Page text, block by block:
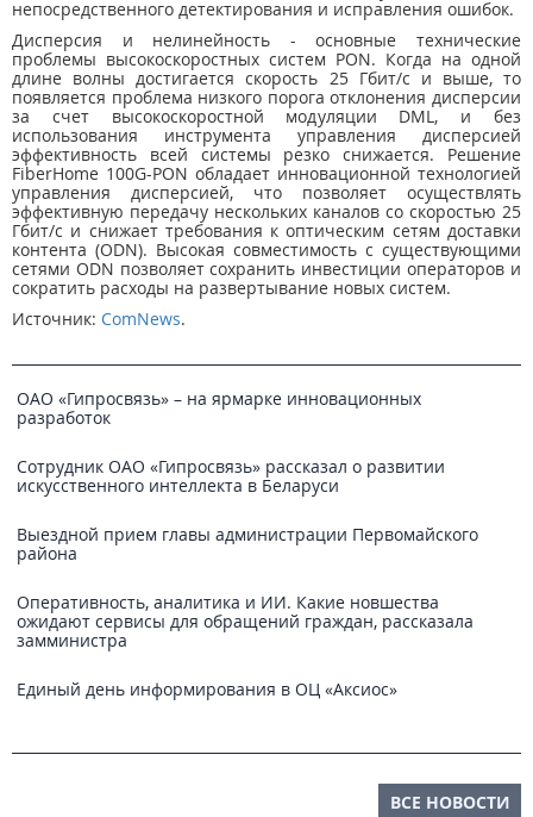
непосредственного детектирования и исправления ошибок.
Дисперсия и нелинейность - основные технические
проблемы высокоскоростных систем PON. Когда на одной
длине волны достигается скорость 25 Гбит/с и выше, то
появляется проблема низкого порога отклонения дисперсии
за счет высокоскоростной модуляции DML, и без
использования инструмента управления дисперсией
эффективность всей системы резко снижается. Решение
FiberHome 100G-PON обладает инновационной технологией
управления дисперсией, что позволяет осуществлять
эффективную передачу нескольких каналов со скоростью 25
Гбит/с и снижает требования к оптическим сетям доставки
контента (ODN). Высокая совместимость с существующими
сетями ODN позволяет сохранить инвестиции операторов и
сократить расходы на развертывание новых систем.
Источник: ComNews.
ОАО «Гипросвязь» – на ярмарке инновационных
разработок
Сотрудник ОАО «Гипросвязь» рассказал о развитии
искусственного интеллекта в Беларуси
Выездной прием главы администрации Первомайского
района
Оперативность, аналитика и ИИ. Какие новшества
ожидают сервисы для обращений граждан, рассказала
замминистра
Единый день информирования в ОЦ «Аксиос»
ВСЕ НОВОСТИ